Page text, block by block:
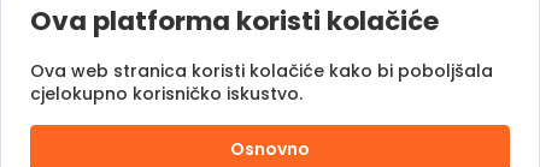
Pogledaj kampanje
Pomozi.ba Novosti
Kontaktirajte nas
Ova platforma koristi kolačiće
Ova web stranica koristi kolačiće kako bi poboljšala
cjelokupno korisničko iskustvo.
Osnovno